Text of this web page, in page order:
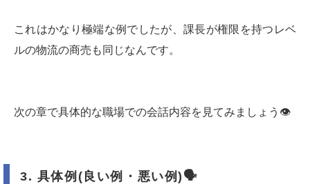
これはかなり極端な例でしたが、課長が権限を持つレベ
ルの物流の商売も同じなんです。
次の章で具体的な職場での会話内容を見てみましょう👁
3. 具体例 ( 良い例・悪い例) 🗣